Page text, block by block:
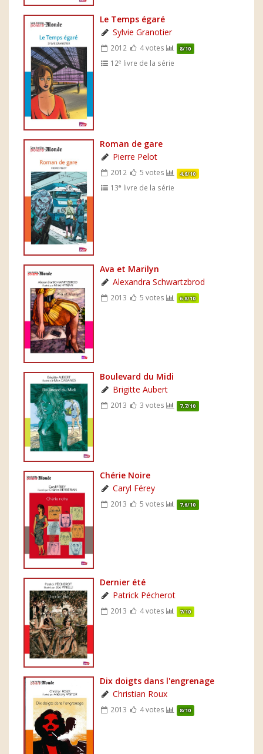
Le Temps égaré
Sylvie Granotier
2012 4 votes 8/10
12e livre de la série
Roman de gare
Pierre Pelot
2012 5 votes 4.6/10
13e livre de la série
Ava et Marilyn
Alexandra Schwartzbrod
2013 5 votes 6.8/10
Boulevard du Midi
Brigitte Aubert
2013 3 votes 7.7/10
Chérie Noire
Caryl Férey
2013 5 votes 7.6/10
Dernier été
Patrick Pécherot
2013 4 votes 7/10
Dix doigts dans l'engrenage
Christian Roux
2013 4 votes 8/10